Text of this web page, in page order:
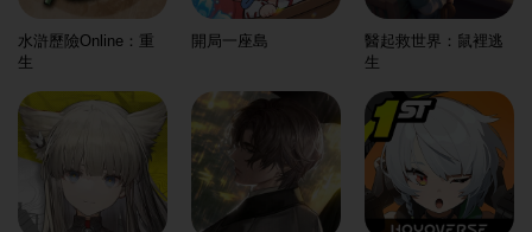
水滸歷險Online：重
生
開局一座島
醫起救世界：鼠裡逃
生